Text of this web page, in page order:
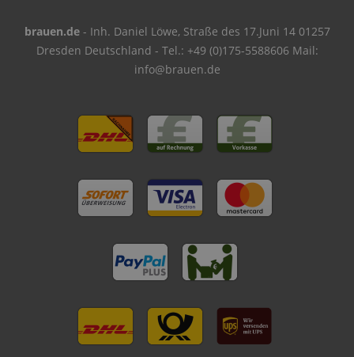
brauen.de- Inh. Daniel Löwe, Straße des 17.Juni 14 01257
Dresden Deutschland - Tel.: +49 (0)175-5588606 Mail:
info@brauen.de